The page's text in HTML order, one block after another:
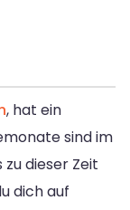
, hat ein
sind im
dieser Zeit
dich auf